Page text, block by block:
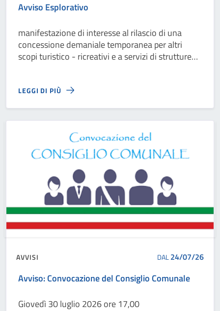
Avviso Esplorativo
manifestazione di interesse al rilascio di una
concessione demaniale temporanea per altri
scopi turistico - ricreativi e a servizi di strutture
Bevagna
LEGGI DI PIÙ
AVVISI DAL24/07/26
Avviso: Convocazione del Consiglio Comunale
Giovedì 30 luglio 2026 ore 17,00